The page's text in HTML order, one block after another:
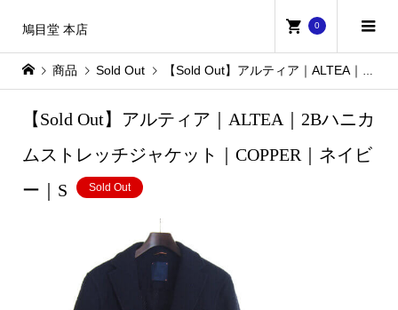
鳩目堂 本店 0
商品 Sold Out 【Sold Out】アルティア｜ALTEA｜2Bハニカムストレッチジャケット｜COPPER｜ネイビー｜S
【Sold Out】アルティア｜ALTEA｜2Bハニカ
ムストレッチジャケット｜COPPER｜ネイビ
ー｜S
Sold Out